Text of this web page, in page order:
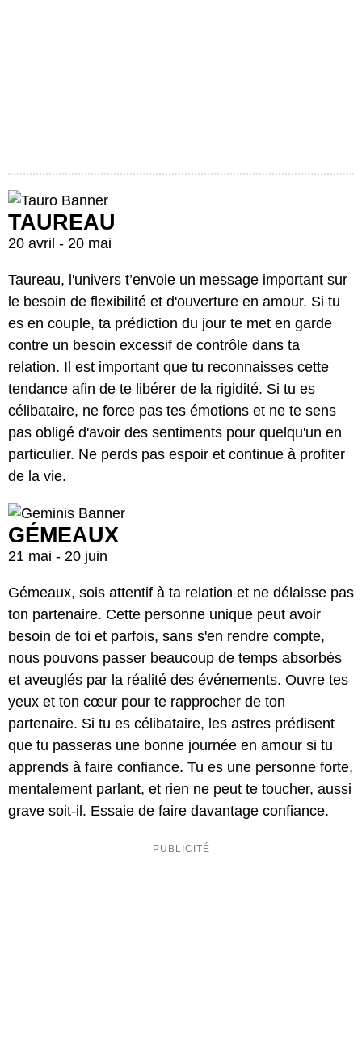
TAUREAU
20 avril - 20 mai
Taureau, l'univers t’envoie un message important sur
le besoin de flexibilité et d'ouverture en amour. Si tu
es en couple, ta prédiction du jour te met en garde
contre un besoin excessif de contrôle dans ta
relation. Il est important que tu reconnaisses cette
tendance afin de te libérer de la rigidité. Si tu es
célibataire, ne force pas tes émotions et ne te sens
pas obligé d'avoir des sentiments pour quelqu'un en
particulier. Ne perds pas espoir et continue à profiter
de la vie.
GÉMEAUX
21 mai - 20 juin
Gémeaux, sois attentif à ta relation et ne délaisse pas
ton partenaire. Cette personne unique peut avoir
besoin de toi et parfois, sans s'en rendre compte,
nous pouvons passer beaucoup de temps absorbés
et aveuglés par la réalité des événements. Ouvre tes
yeux et ton cœur pour te rapprocher de ton
partenaire. Si tu es célibataire, les astres prédisent
que tu passeras une bonne journée en amour si tu
apprends à faire confiance. Tu es une personne forte,
mentalement parlant, et rien ne peut te toucher, aussi
grave soit-il. Essaie de faire davantage confiance.